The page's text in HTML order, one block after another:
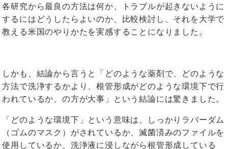
各研究から最良の方法は何か、トラブルが起きないように
するにはどうしたらよいのか、比較検討し、それを大学で
教える米国のやりかたを実感することになりました。
しかも、結論から言うと「どのような薬剤で、どのような
方法で洗浄するかより、根管形成がどのような環境下で行
われているか、の方が大事」という結論には驚きました。
「どのような環境下」という意味は、しっかりラバーダム
（ゴムのマスク）がされているか、滅菌済みのファイルを
使用しているか、洗浄液に浸しながら根管形成している